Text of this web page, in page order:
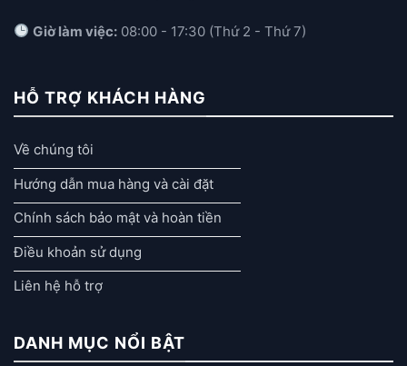
Giờ làm việc: 08:00 - 17:30 (Thứ 2 - Thứ 7)
HỖ TRỢ KHÁCH HÀNG
Về chúng tôi
Hướng dẫn mua hàng và cài đặt
Chính sách bảo mật và hoàn tiền
Điều khoản sử dụng
Liên hệ hỗ trợ
DANH MỤC NỔI BẬT